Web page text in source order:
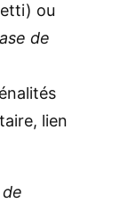
ou
de
lien